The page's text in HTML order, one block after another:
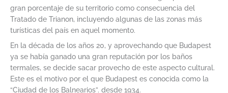
gran porcentaje de su territorio como consecuencia del
Tratado de Trianon, incluyendo algunas de las zonas más
turísticas del país en aquel momento.
En la década de los años 20, y aprovechando que Budapest
ya se había ganado una gran reputación por los baños
termales, se decide sacar provecho de este aspecto cultural.
Este es el motivo por el que Budapest es conocida como la
“Ciudad de los Balnearios”. desde 1934.